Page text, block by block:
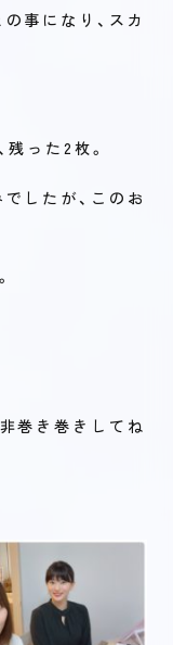
事になり、スカ
った2枚。
したが、このお
巻き巻きしてね